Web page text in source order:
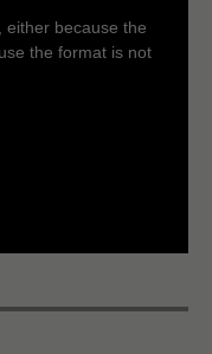
either because the
the format is not